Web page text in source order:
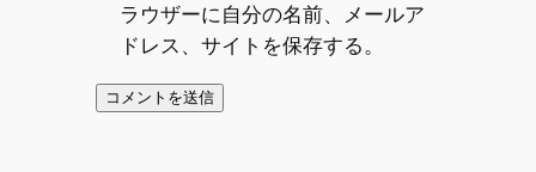
ラウザーに自分の名前、メールア
ドレス、サイトを保存する。